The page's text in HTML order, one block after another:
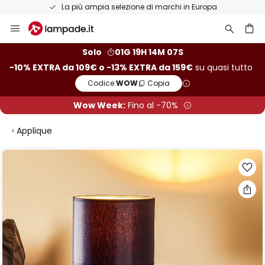
La più ampia selezione di marchi in Europa
Salta
al
Solo
01G 19H 14M 07S
-10% EXTRA da 109€ o -13% EXTRA da 159€ su quasi tutto
Codice:WOW Copia
Wow Week: Fino al -70%
Applique
Vai
galleria
di
immagini